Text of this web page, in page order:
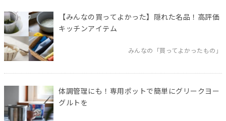
【みんなの買ってよかった】隠れた名品！高評価
キッチンアイテム
みんなの「買ってよかったもの」
体調管理にも！専用ポットで簡単にグリークヨー
グルトを